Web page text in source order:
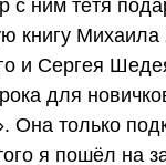
с ним тётя
книгу Михаила
и Сергея
для
Она только
я пошёл на